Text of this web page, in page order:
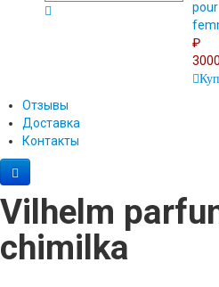
pour
₽
Отзывы
Доставка
Контакты
Vilhelm
chimilka